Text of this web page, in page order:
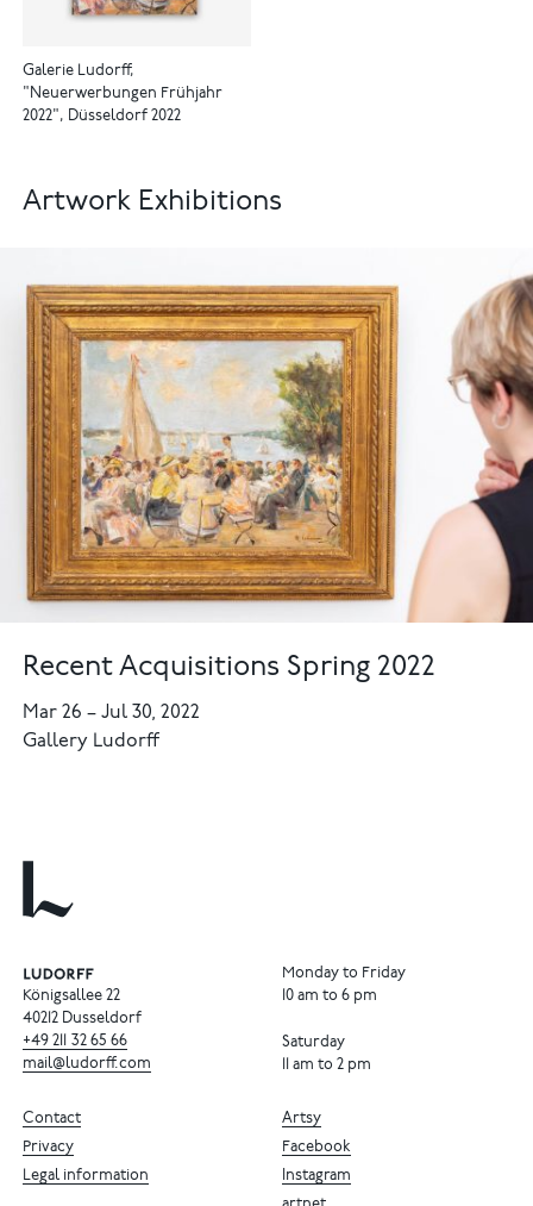
Galerie Ludorff,
"Neuerwerbungen Frühjahr
2022", Düsseldorf 2022
Artwork Exhibitions
Recent Acquisitions Spring 2022
Mar 26–Jul 30, 2022
Gallery Ludorff
Königsallee 22
40212 Dusseldorf
+49 211 32 65 66
mail@ludorff.com
Monday to Friday
10 am to 6 pm
Saturday
11 am to 2 pm
Artsy
Facebook
Instagram
Contact
Privacy
Legal information